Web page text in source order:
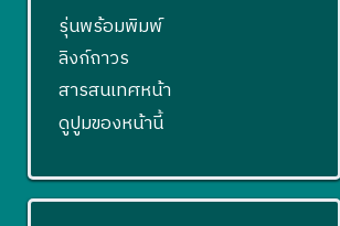
รุ่นพร้อมพิมพ์
ลิงก์ถาวร
สารสนเทศหน้า
ดูปูมของหน้านี้